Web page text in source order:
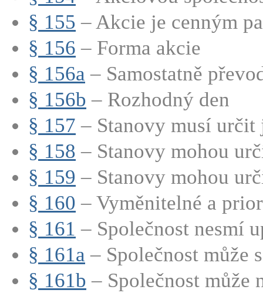
§ 155 – Akcie je cenným
§ 156 – Forma akcie
§ 156a – Samostatně
§ 156b – Rozhodný den
§ 157 – Stanovy musí určit
§ 158 – Stanovy mohou
§ 159 – Stanovy mohou
§ 160 – Vyměnitelné a
§ 161 – Společnost nesmí
§ 161a – Společnost může
§ 161b – Společnost může